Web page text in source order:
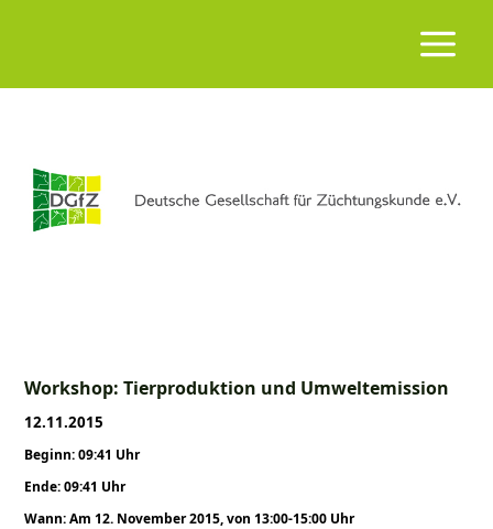
Workshop: Tierproduktion und Umweltemission
12.11.2015
Beginn: 09:41 Uhr
Ende: 09:41 Uhr
Wann: Am 12. November 2015, von 13:00‐15:00 Uhr